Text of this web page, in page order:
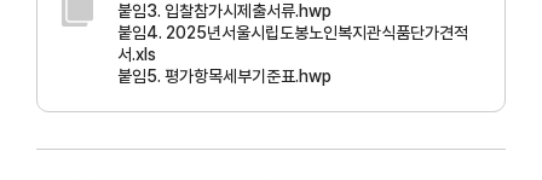
붙임3. 입찰참가시제출서류.hwp
붙임4. 2025년서울시립도봉노인복지관식품단가견적
서.xls
붙임5. 평가항목세부기준표.hwp